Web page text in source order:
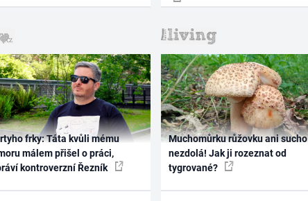
frky: Táta kvůli mému
málem přišel o práci,
kontroverzní Řezník
Muchomůrku růžovku ani sucho
nezdolá! Jak ji rozeznat od
tygrované?